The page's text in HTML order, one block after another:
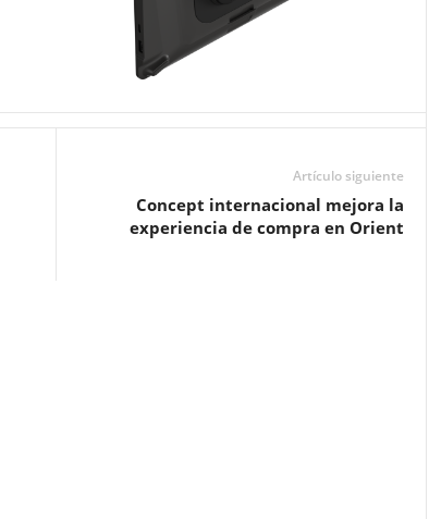
Artículo siguiente
Concept internacional mejora la
experiencia de compra en Orient